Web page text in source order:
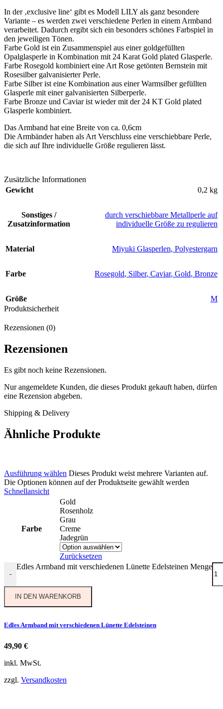
In der ‚exclusive line‘ gibt es Modell LILY als ganz besondere
Variante – es werden zwei verschiedene Perlen in einem Armband
verarbeitet. Dadurch ergibt sich ein besonders schönes Farbspiel in
den jeweiligen Tönen.
Farbe Gold ist ein Zusammenspiel aus einer goldgefüllten
Opalglasperle in Kombination mit 24 Karat Gold plated Glasperle.
Farbe Rosegold kombiniert eine Art Rose getönten Bernstein mit
Rosesilber galvanisierter Perle.
Farbe Silber ist eine Kombination aus einer Warmsilber gefüllten
Glasperle mit einer galvanisierten Silberperle.
Farbe Bronze und Caviar ist wieder mit der 24 KT Gold plated
Glasperle kombiniert.
Das Armband hat eine Breite von ca. 0,6cm
Die Armbänder haben als Art Verschluss eine verschiebbare Perle,
die sich auf Ihre individuelle Größe regulieren lässt.
Zusätzliche Informationen
Gewicht
0,2 kg
Sonstiges /
Zusatzinformation
durch verschiebbare Metallperle auf
individuelle Größe zu regulieren
Material Miyuki Glasperlen, Polyestergarn
Farbe Rosegold, Silber, Caviar, Gold, Bronze
Größe
M
Produktsicherheit
Rezensionen (0)
Rezensionen
Es gibt noch keine Rezensionen.
Nur angemeldete Kunden, die dieses Produkt gekauft haben, dürfen
eine Rezension abgeben.
Shipping & Delivery
Ähnliche Produkte
Ausführung wählen Dieses Produkt weist mehrere Varianten auf.
Die Optionen können auf der Produktseite gewählt werden
Schnellansicht
Farbe
Gold
Rosenholz
Grau
Creme
Jadegrün
Zurücksetzen
-
Edles Armband mit verschiedenen Lünette Edelsteinen Menge
IN DEN WARENKORB
Edles Armband mit verschiedenen Lünette Edelsteinen
49,90 €
inkl. MwSt.
zzgl. Versandkosten